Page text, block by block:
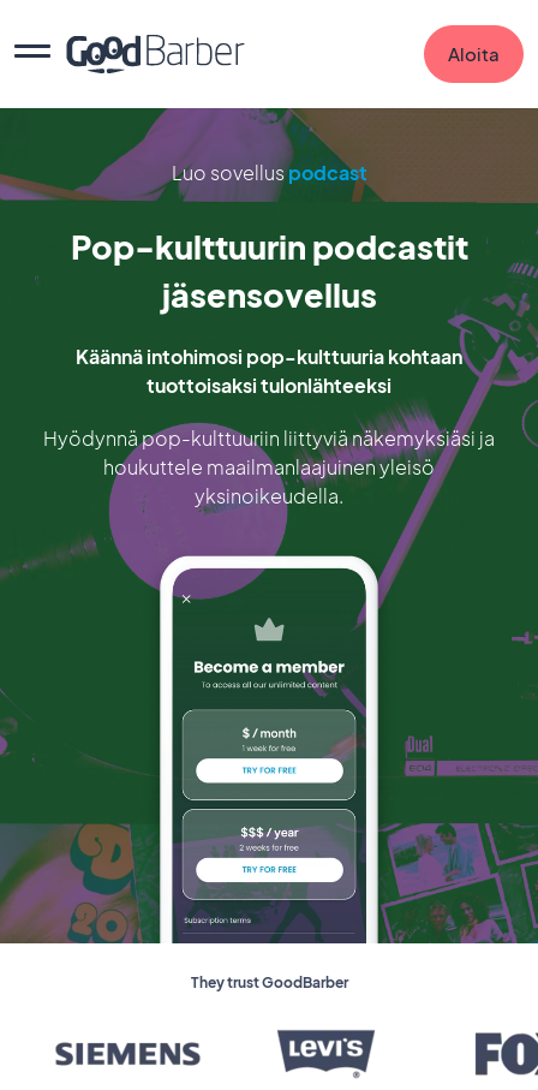
Aloita
Luo sovelluspodcast
Pop-kulttuurin podcastit
jäsensovellus
Käännä intohimosi pop-kulttuuria kohtaan
tuottoisaksi tulonlähteeksi
Hyödynnä pop-kulttuuriin liittyviä näkemyksiäsi ja
houkuttele maailmanlaajuinen yleisö
yksinoikeudella.
They trust GoodBarber